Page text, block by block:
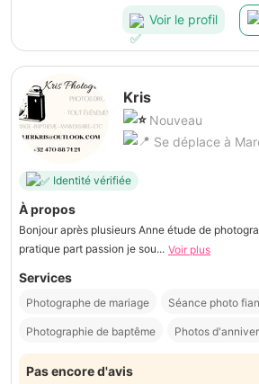
Voir le profil
Kris
Nouveau
Se déplace à
Identité vérifiée
À propos
Bonjour après plusieurs Anne étude de
pratique part passion je sou... Voir plus
Services
Photographe de mariage Séance photo
Photographie de baptême Photos
Pas encore d'avis